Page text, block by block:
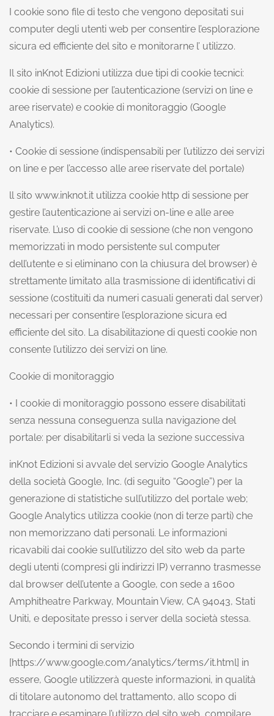
I cookie sono file di testo che vengono depositati sui
computer degli utenti web per consentire l’esplorazione
sicura ed efficiente del sito e monitorarne l’ utilizzo.
Il sito inKnot Edizioni utilizza due tipi di cookie tecnici:
cookie di sessione per l’autenticazione (servizi on line e
aree riservate) e cookie di monitoraggio (Google
Analytics).
• Cookie di sessione (indispensabili per l’utilizzo dei servizi
on line e per l’accesso alle aree riservate del portale)
ll sito www.inknot.it utilizza cookie http di sessione per
gestire l’autenticazione ai servizi on-line e alle aree
riservate. L’uso di cookie di sessione (che non vengono
memorizzati in modo persistente sul computer
dell’utente e si eliminano con la chiusura del browser) è
strettamente limitato alla trasmissione di identificativi di
sessione (costituiti da numeri casuali generati dal server)
necessari per consentire l’esplorazione sicura ed
efficiente del sito. La disabilitazione di questi cookie non
consente l’utilizzo dei servizi on line.
Cookie di monitoraggio
• I cookie di monitoraggio possono essere disabilitati
senza nessuna conseguenza sulla navigazione del
portale: per disabilitarli si veda la sezione successiva
inKnot Edizioni si avvale del servizio Google Analytics
della società Google, Inc. (di seguito “Google”) per la
generazione di statistiche sull’utilizzo del portale web;
Google Analytics utilizza cookie (non di terze parti) che
non memorizzano dati personali. Le informazioni
ricavabili dai cookie sull’utilizzo del sito web da parte
degli utenti (compresi gli indirizzi IP) verranno trasmesse
dal browser dell’utente a Google, con sede a 1600
Amphitheatre Parkway, Mountain View, CA 94043, Stati
Uniti, e depositate presso i server della società stessa.
Secondo i termini di servizio
[https://www.google.com/analytics/terms/it.html] in
essere, Google utilizzerà queste informazioni, in qualità
di titolare autonomo del trattamento, allo scopo di